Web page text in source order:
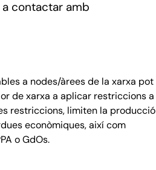
contactar amb
a nodes/àrees de la xarxa pot
de xarxa a aplicar restriccions a
restriccions, limiten la producció
econòmiques, així com
o GdOs.